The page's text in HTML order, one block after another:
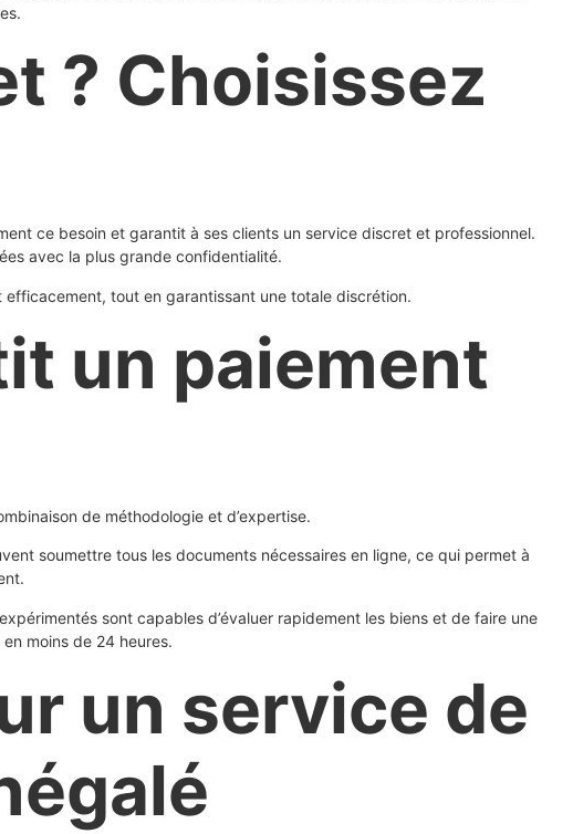
? Choisissez
ce besoin et garantit à ses clients un service discret et professionnel.
avec la plus grande confidentialité.
tout en garantissant une totale discrétion.
un paiement
de méthodologie et d’expertise.
soumettre tous les documents nécessaires en ligne, ce qui permet à
sont capables d’évaluer rapidement les biens et de faire une
moins de 24 heures.
un service de